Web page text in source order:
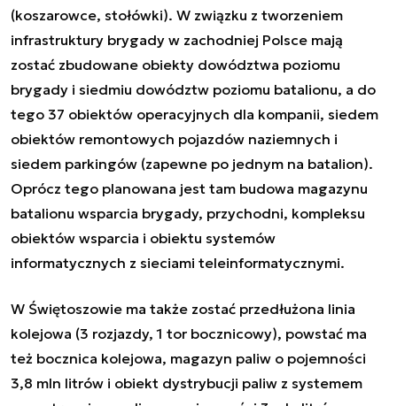
(koszarowce, stołówki). W związku z tworzeniem
infrastruktury brygady w zachodniej Polsce mają
zostać zbudowane obiekty dowództwa poziomu
brygady i siedmiu dowództw poziomu batalionu, a do
tego 37 obiektów operacyjnych dla kompanii, siedem
obiektów remontowych pojazdów naziemnych i
siedem parkingów (zapewne po jednym na batalion).
Oprócz tego planowana jest tam budowa magazynu
batalionu wsparcia brygady, przychodni, kompleksu
obiektów wsparcia i obiektu systemów
informatycznych z sieciami teleinformatycznymi.
W Świętoszowie ma także zostać przedłużona linia
kolejowa (3 rozjazdy, 1 tor bocznicowy), powstać ma
też bocznica kolejowa, magazyn paliw o pojemności
3,8 mln litrów i obiekt dystrybucji paliw z systemem